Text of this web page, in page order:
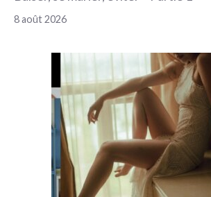
8 août 2026